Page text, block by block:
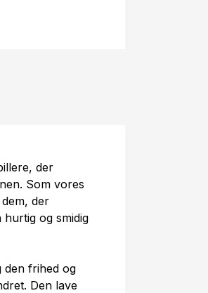
der
Som vores
der
og smidig
den frihed og
Den lave